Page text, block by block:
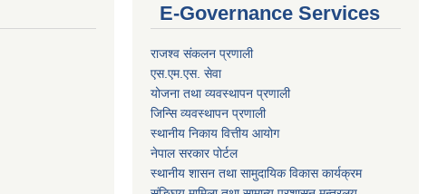
E-Governance Services
राजश्व संकलन प्रणाली
एस.एम.एस. सेवा
योजना तथा व्यवस्थापन प्रणाली
जिन्सि व्यवस्थापन प्रणाली
स्थानीय निकाय वित्तीय आयोग
नेपाल सरकार पोर्टल
स्थानीय शासन तथा सामुदायिक विकास कार्यक्रम